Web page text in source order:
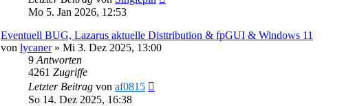
Mo 5. Jan 2026, 12:53
Eventuell BUG, Lazarus aktuelle Disttribution & fpGUI & Windows 11
von lycaner» Mi 3. Dez 2025, 13:00
9 Antworten
4261 Zugriffe
Letzter Beitrag von af0815
So 14. Dez 2025, 16:38